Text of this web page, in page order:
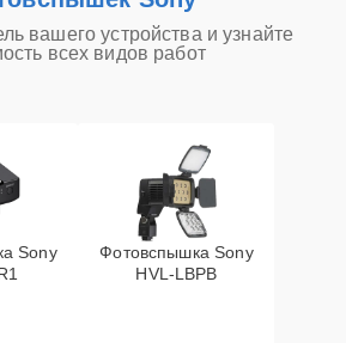
вашего устройства и узнайте
всех видов работ
Sony
Фотовспышка Sony
HVL-LBPB